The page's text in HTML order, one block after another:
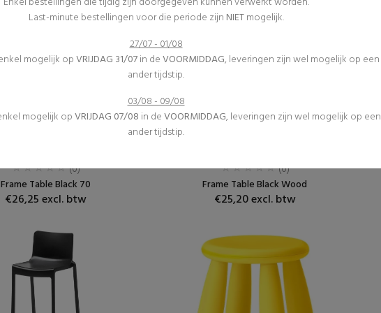
(0)
Frame Table Black 70
€26,25 excl. btw
(0)
Frame Table Black Wood
€25,20 excl. btw
Last-minute bestellingen voor die periode zijn NIETmogelijk.
27/07 - 01/08
mogelijk opVRIJDAG 31/07in deVOORMIDDAG, leveringen zijn wel mogelijk op een
ander tijdstip.
03/08 - 09/08
mogelijk opVRIJDAG 07/08 in deVOORMIDDAG, leveringen zijn wel mogelijk op een
ander tijdstip.